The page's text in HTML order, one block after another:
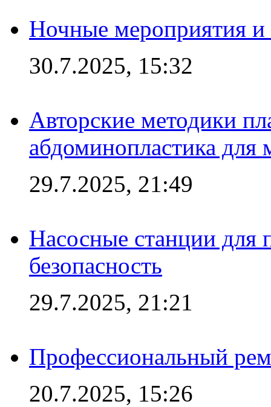
Ночные мероприятия и
30.7.2025, 15:32
Авторские методики
абдоминопластика для
29.7.2025, 21:49
Насосные станции для
безопасность
29.7.2025, 21:21
Профессиональный
20.7.2025, 15:26